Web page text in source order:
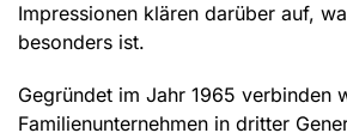
Impressionen klären darüber auf,
besonders ist.
Gegründet im Jahr 1965 verbinden
Familienunternehmen in dritter